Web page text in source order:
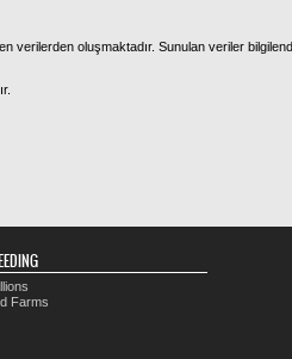
verilerden oluşmaktadır. Sunulan veriler
Farms